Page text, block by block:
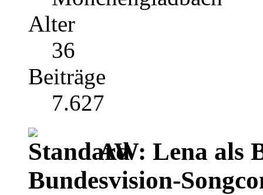
Alter
36
Beiträge
7.627
AW: Lena als
Bundesvision-